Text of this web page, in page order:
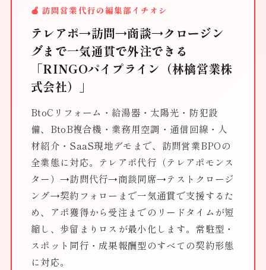
🍎 訪問営業代行の編集部イチオシ
テレアポ→訪問→商談→クロージン
グまで一気通貫で外注できる
「RINGOパイプライン（林檎営業株
式会社）」
BtoCリフォーム・給湯器・太陽光・防犯設
備、BtoB複合機・業務用空調・通信回線・人
材紹介・SaaS現地デモまで、訪問営業BPOの
全業態に対応。テレアポ代行（テレアポモンス
ター）→訪問代行→商談同席→テストクロージ
ング→契約フォローまで一気通貫で支援するた
め、アポ獲得から受注までのリードタイムが短
縮し、歩留まりロスが最小化します。常駐型・
スポット同行・成果報酬型のすべての契約形態
に対応。